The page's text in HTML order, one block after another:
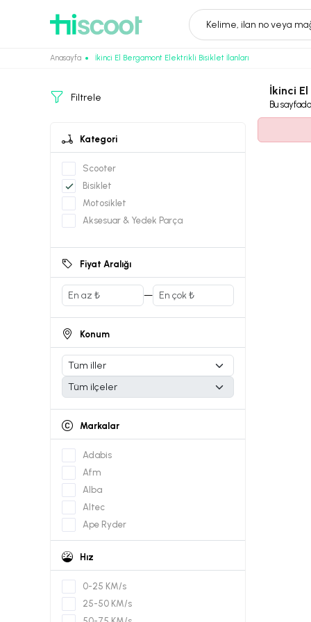
Kelime, ilan no veya
Anasayfa İkinci El Bergamont Elektrikli Bisiklet İlanları
Filtrele
İkinci
Bu sayfada
Kategori
Scooter
Bisiklet
Motosiklet
Aksesuar & Yedek Parça
Fiyat Aralığı
—
Konum
Markalar
Adabis
Afm
Alba
Altec
Ape Ryder
Apec
Arora
Hız
0-25 KM/s
25-50 KM/s